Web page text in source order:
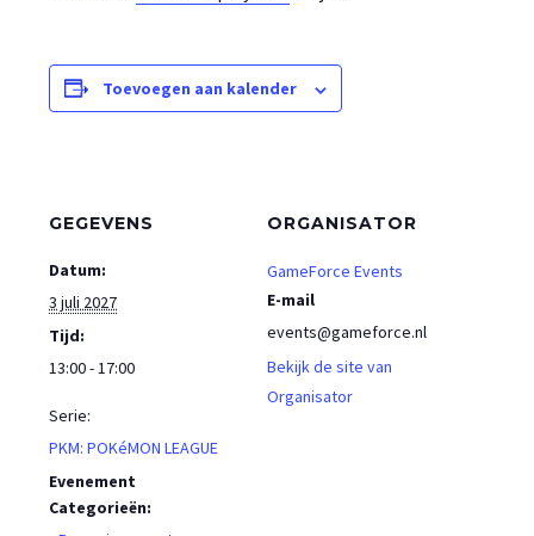
Toevoegen aan kalender
GEGEVENS
Datum:
3 juli 2027
Tijd:
13:00 - 17:00
Serie:
PKM: POKéMON LEAGUE
Evenement
Categorieën:
ORGANISATOR
GameForce Events
E-mail
events@gameforce.nl
Bekijk de site van
Organisator